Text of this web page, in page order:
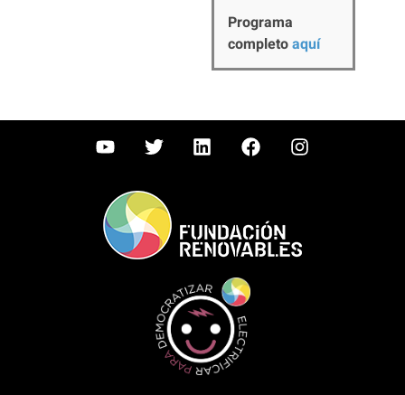
Programa
completoaquí